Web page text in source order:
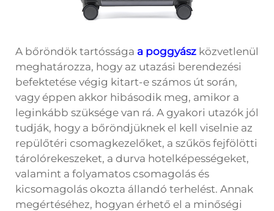
A bőröndök tartóssága a poggyász közvetlenül
meghatározza, hogy az utazási berendezési
befektetése végig kitart-e számos út során,
vagy éppen akkor hibásodik meg, amikor a
leginkább szüksége van rá. A gyakori utazók jól
tudják, hogy a bőröndjüknek el kell viselnie az
repülőtéri csomagkezelőket, a szűkös fejfölötti
tárolórekeszeket, a durva hotelképességeket,
valamint a folyamatos csomagolás és
kicsomagolás okozta állandó terhelést. Annak
megértéséhez, hogyan érhető el a minőségi